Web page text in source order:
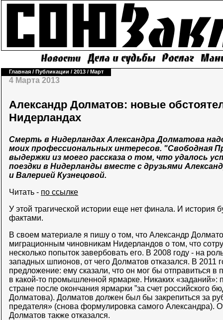
Главная / Публикации / 2013 / Март
4 Марта 2013
Александр Долматов: новые
Нидерландах
Смерть в Нидерландах Александра Долматова
моих профессиональных интересов. "Свободная
выдержки из моего рассказа о том, что удалось
поездки в Нидерланды вместе с друзьями
и Валерией Кузнецовой.
Читать - по ссылке
У этой трагической истории еще нет финала. И история
фактами.
В своем материале я пишу о том, что Александр
миграционным чиновникам Нидерландов о том, что
несколько попыток завербовать его. В 2008 году - на
западных шпионов, от чего Долматов отказался. В 2011
предложение: ему сказали, что он мог бы отправиться в
в какой-то промышленной ярмарке. Никаких «заданий»:
стране после окончания ярмарки ”за счет российского
Долматова). Долматов должен был бы закрепиться за
предателя» (снова формулировка самого Александра).
Долматов также отказался.